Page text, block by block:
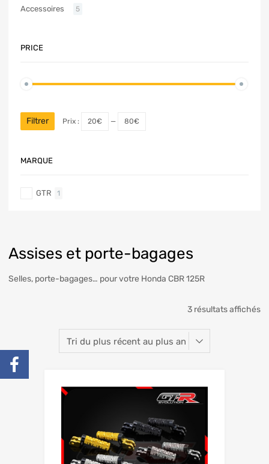
Assises et porte-bagages
Selles, porte-bagages… pour votre Honda CBR 125R
3 résultats affichés
Accessoires 5
PRICE
Filtrer Prix : 20€ — 80€
MARQUE
GTR 1